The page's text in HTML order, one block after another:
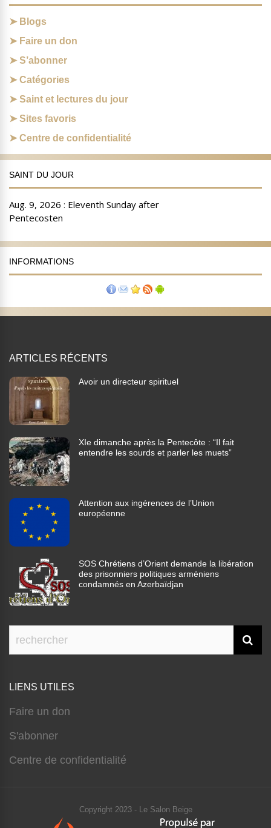
Blogs
Faire un don
S’abonner
Catégories
Saint et lectures du jour
Sites favoris
Centre de confidentialité
SAINT DU JOUR
INFORMATIONS
ARTICLES RÉCENTS
Avoir un directeur spirituel
XIe dimanche après la Pentecôte : “Il fait
entendre les sourds et parler les muets”
Attention aux ingérences de l’Union
européenne
SOS Chrétiens d’Orient demande la libération
des prisonniers politiques arméniens
condamnés en Azerbaïdjan
LIENS UTILES
Faire un don
S'abonner
Centre de confidentialité
Copyright 2023 - Le Salon Beige